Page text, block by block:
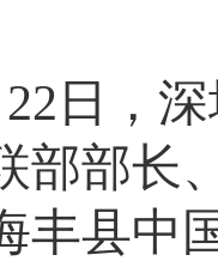
22日，
部部长
丰县